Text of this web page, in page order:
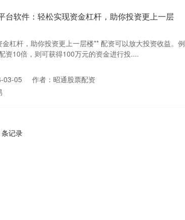
台软件：轻松实现资金杠杆，助你投资更上一层
杠杆，助你投资更上一层楼** 配资可以放大投资收益。例
资10倍，则可获得100万元的资金进行投....
03-05
作者：昭通股票配资
记录